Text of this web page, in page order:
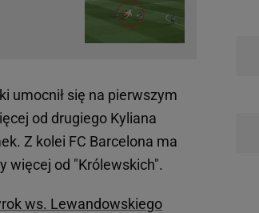
umocnił się na pierwszym
od drugiego Kyliana
Z kolei FC Barcelona ma
więcej od "Królewskich".
ws. Lewandowskiego